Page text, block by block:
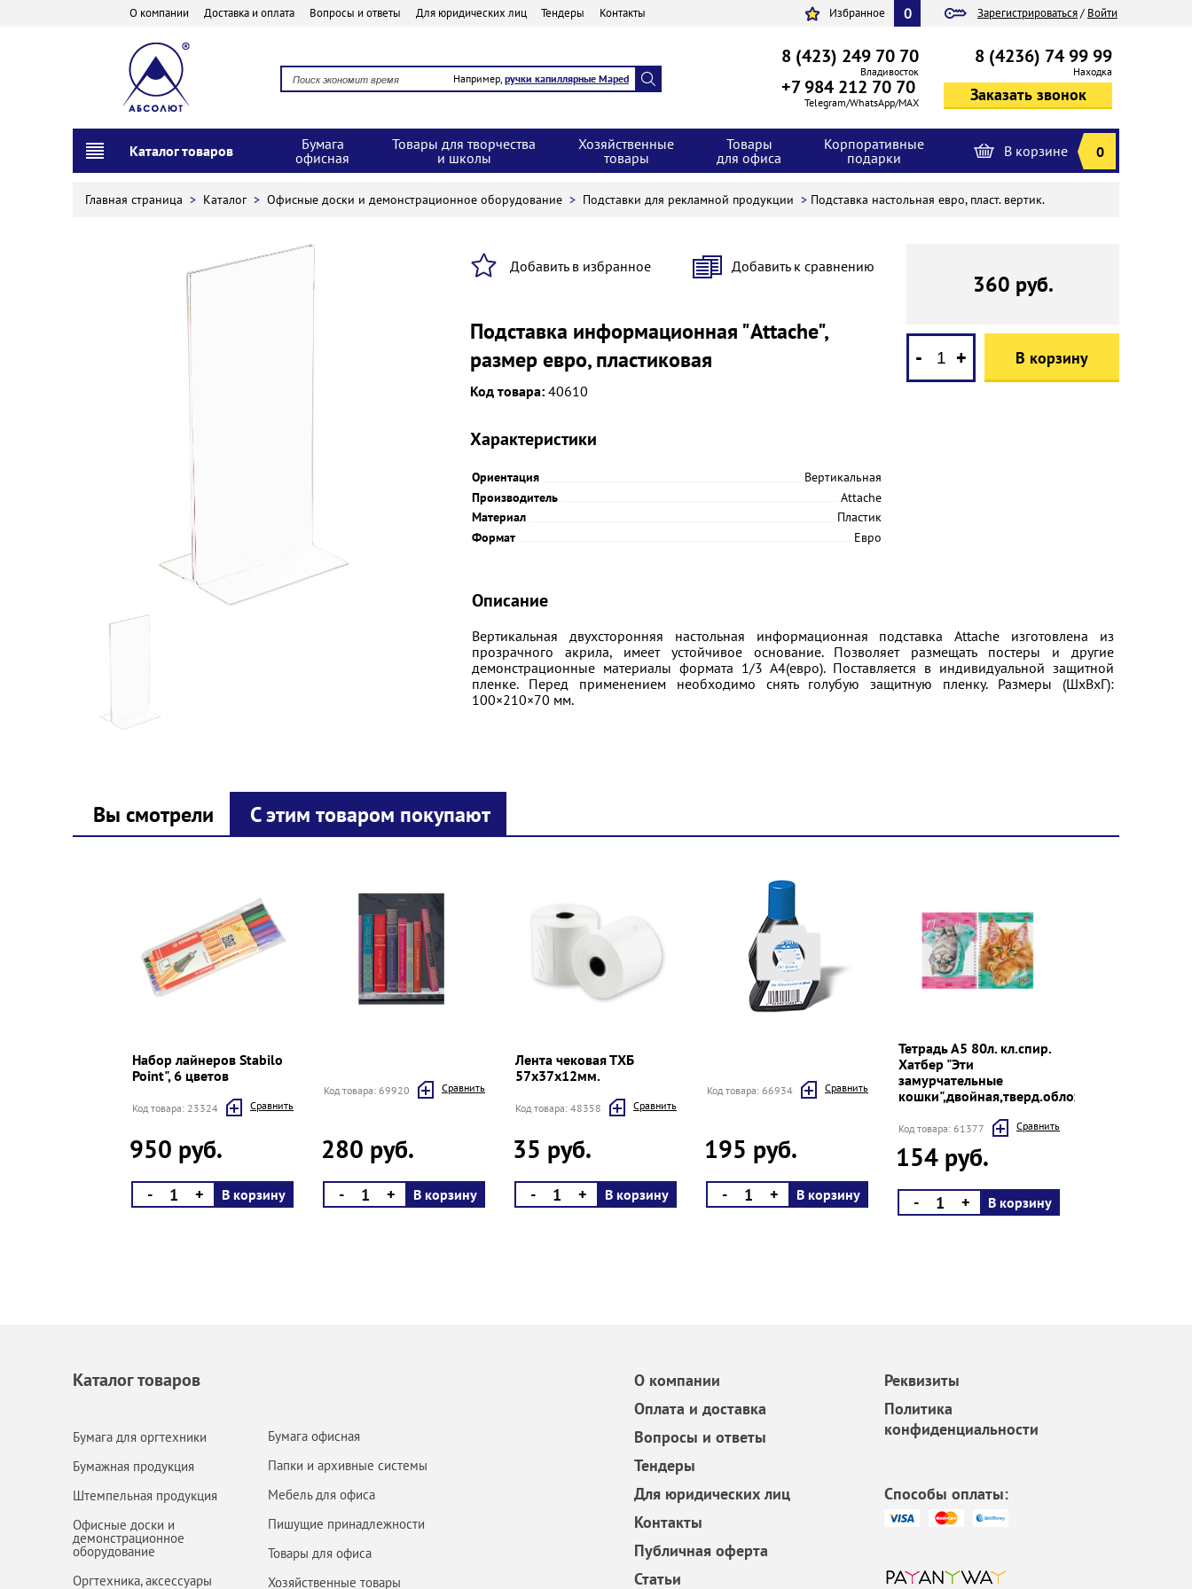
О компании Доставка и оплата Вопросы и ответы Для юридических лиц Тендеры Контакты Зарегистрироваться/ Войти
Избранное 0
Например, ручки капиллярные Maped
8 (423) 249 70 70
Владивосток
+7 984 212 70 70
Telegram/WhatsApp/MAX
8 (4236) 74 99 99
Находка
Каталог товаров
Бумага
офисная
Товары для творчества
и школы
Хозяйственные
товары
Товары
для офиса
Корпоративные
подарки
В корзине 0
Главная страница > Каталог > Офисные доски и демонстрационное оборудование > Подставки для рекламной продукции > Подставка настольная евро, пласт. вертик.
Добавить в избранное Добавить к сравнению
Подставка информационная "Attache",
размер евро, пластиковая
Код товара: 40610
Характеристики
Ориентация
Вертикальная
Производитель
Attache
Материал
Пластик
Формат
Евро
360 руб.
- + В корзину
Описание
Вертикальная двухсторонняя настольная информационная подставка Attache изготовлена из
прозрачного акрила, имеет устойчивое основание. Позволяет размещать постеры и другие
демонстрационные материалы формата 1/3 А4(евро). Поставляется в индивидуальной защитной
пленке. Перед применением необходимо снять голубую защитную пленку. Размеры (ШxВxГ):
100×210×70 мм.
Вы смотрели С этим товаром покупают
Набор лайнеров Stabilo
Point", 6 цветов
Код товара: 23324 Cравнить
950 руб.
- + В корзину
Код товара: 69920 Cравнить
280 руб.
- + В корзину
Лента чековая ТХБ
57х37х12мм.
Код товара: 48358 Cравнить
35 руб.
- + В корзину
Код товара: 66934 Cравнить
195 руб.
- + В корзину
Тетрадь А5 80л. кл.спир.
Хатбер "Эти
замурчательные
кошки",двойная,тверд.облож,перф.
Код товара: 61377 Cравнить
154 руб.
- + В корзину
Каталог товаров
Бумага для оргтехники
Бумажная продукция
Штемпельная продукция
Офисные доски и
демонстрационное
оборудование
Оргтехника, аксессуары
Бумага офисная
Папки и архивные системы
Мебель для офиса
Пишущие принадлежности
Товары для офиса
Хозяйственные товары
О компании
Оплата и доставка
Вопросы и ответы
Тендеры
Для юридических лиц
Контакты
Публичная оферта
Статьи
Реквизиты
Политика
конфиденциальности
Способы оплаты: